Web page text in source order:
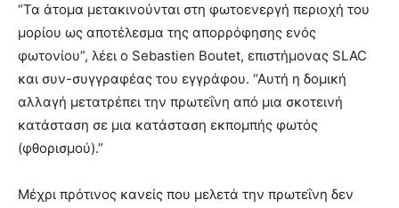
“Τα άτομα μετακινούνται στη φωτοενεργή περιοχή του
μορίου ως αποτέλεσμα της απορρόφησης ενός
φωτονίου”, λέει ο Sebastien Boutet, επιστήμονας SLAC
και συν-συγγραφέας του εγγράφου. “Αυτή η δομική
αλλαγή μετατρέπει την πρωτεΐνη από μια σκοτεινή
κατάσταση σε μια κατάσταση εκπομπής φωτός
(φθορισμού).”
Μέχρι πρότινος κανείς που μελετά την πρωτεΐνη δεν